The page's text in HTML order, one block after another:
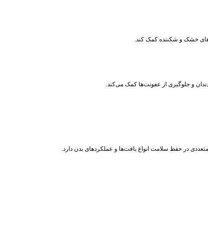
خشک و شکننده کمک کند.
و جلوگیری از عفونت‌ها کمک می‌کند.
در حفظ سلامت انواع بافت‌ها و عملکردهای بدن دارد.